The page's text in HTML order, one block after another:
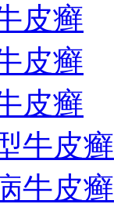
皮癣
皮癣
皮癣
牛皮癣
牛皮癣